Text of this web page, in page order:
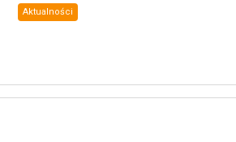
Aktualności